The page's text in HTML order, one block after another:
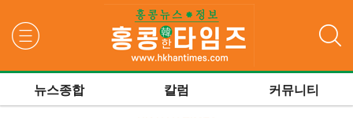
뉴스종합 칼럼 커뮤니티